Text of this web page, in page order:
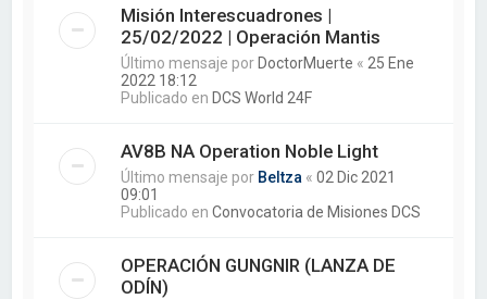
Misión Interescuadrones |
25/02/2022 | Operación Mantis
Último mensaje por DoctorMuerte « 25 Ene
2022 18:12
Publicado en DCS World 24F
AV8B NA Operation Noble Light
Último mensaje por Beltza «02 Dic 2021
09:01
Publicado enConvocatoria de Misiones DCS
OPERACIÓN GUNGNIR (LANZA DE
ODÍN)